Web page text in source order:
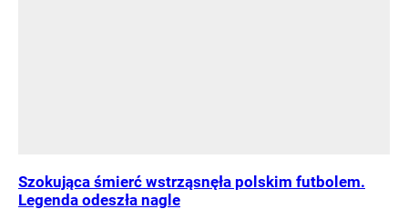
Szokująca śmierć wstrząsnęła polskim futbolem.
Legenda odeszła nagle